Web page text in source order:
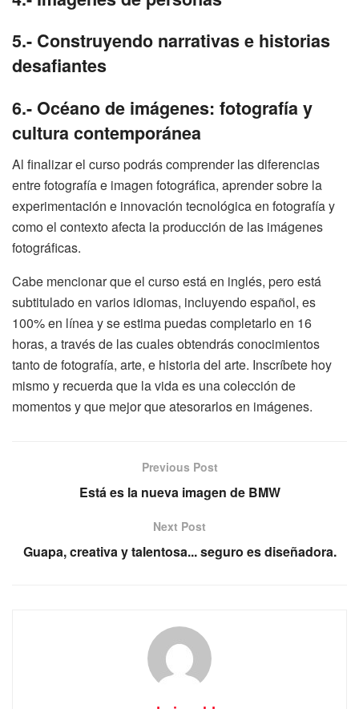
5.- Construyendo narrativas e historias
desafiantes
6.- Océano de imágenes: fotografía y
cultura contemporánea
Al finalizar el curso podrás comprender las diferencias
entre fotografía e imagen fotográfica, aprender sobre la
experimentación e innovación tecnológica en fotografía y
como el contexto afecta la producción de las imágenes
fotográficas.
Cabe mencionar que el curso está en inglés, pero está
subtitulado en varios idiomas, incluyendo español, es
100% en línea y se estima puedas completarlo en 16
horas, a través de las cuales obtendrás conocimientos
tanto de fotografía, arte, e historia del arte. Inscríbete hoy
mismo y recuerda que la vida es una colección de
momentos y que mejor que atesorarlos en imágenes.
Previous Post
Está es la nueva imagen de BMW
Next Post
Guapa, creativa y talentosa... seguro es diseñadora.